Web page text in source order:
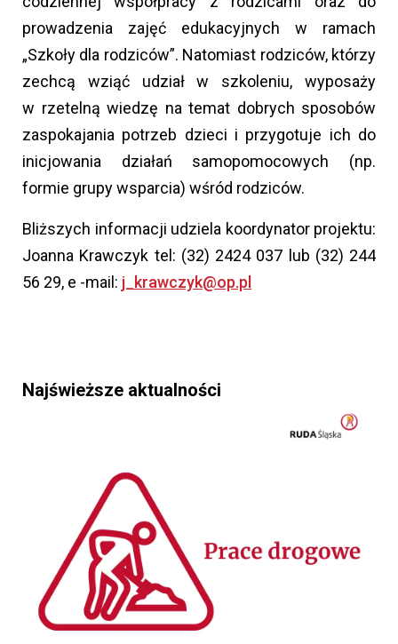
prowadzenia zajęć edukacyjnych w ramach
„Szkoły dla rodziców”. Natomiast rodziców, którzy
zechcą wziąć udział w szkoleniu, wyposaży
w rzetelną wiedzę na temat dobrych sposobów
zaspokajania potrzeb dzieci i przygotuje ich do
inicjowania działań samopomocowych (np.
formie grupy wsparcia) wśród rodziców.
Bliższych informacji udziela koordynator projektu:
Joanna Krawczyk tel: (32) 2424 037 lub (32) 244
56 29, e -mail: j_krawczyk@op.pl
Najświeższe aktualności